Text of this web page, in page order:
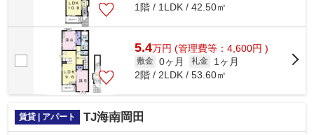
1階 / 1LDK / 42.50㎡
5.4万円 (管理費等：4,600円 )
敷金 0ヶ月 礼金
1ヶ月
2階 / 2LDK / 53.60㎡
賃貸 | アパート TJ海南岡田